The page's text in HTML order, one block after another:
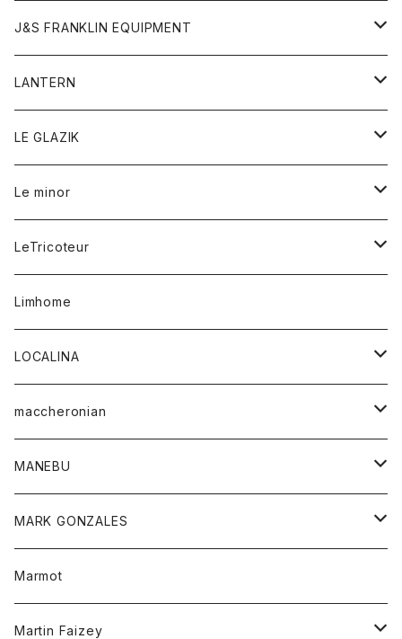
フリース
マフラー
リング
靴
バンダナ
カーディガン
ジャケット
タンクトップ
Tシャツ
ボトム
オーバーオール
ショートパンツ
レディース
アウター
カーディガン
セーター
チュニック
ストール
カットソー
シャツ
ボトム
オーバーオール
ショートパンツ
レディース
オーバーオール
シャツ
ワンピース
ワンピース
トレーナー
トップス
Gジャケット
スウェット
帽子
帽子
ボトム
J&S FRANKLIN EQUIPMENT
アウター
LANTERN
アウター
Tシャツ
LE GLAZIK
レディース
コート
シャツ
ワンピース
Tシャツ
Le minor
ボトム
スカート
パンツ
レディース
アウター
カットソー
トップス
シャツ
LeTricoteur
カーディガン
Limhome
LOCALINA
ロングスリーブテーシャツ
maccheronian
靴
MANEBU
靴
MARK GONZALES
トップス
Tシャツ
Marmot
Martin Faizey